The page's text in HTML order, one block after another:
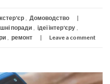
Домоводство
поради ідеї інтер'єру
ремонт Leave a comment